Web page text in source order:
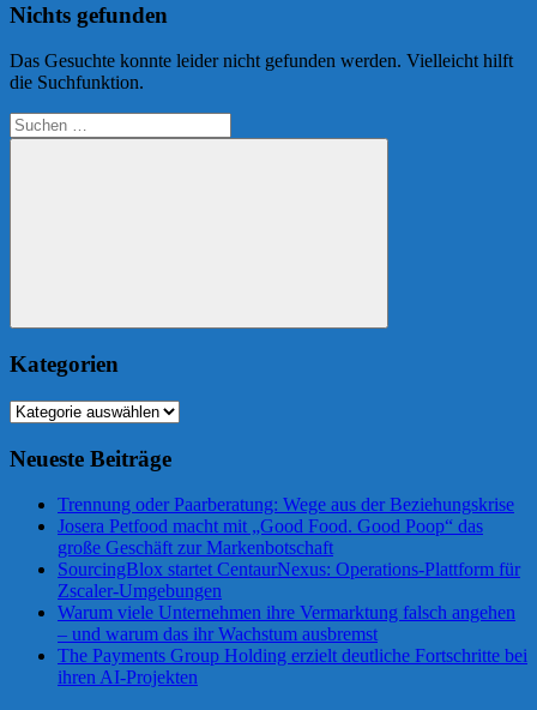
Nichts gefunden
Das Gesuchte konnte leider nicht gefunden werden. Vielleicht hilft
die Suchfunktion.
Suchen
nach:
Suchen
Kategorien
Kategorien
Neueste Beiträge
Trennung oder Paarberatung: Wege aus der Beziehungskrise
Josera Petfood macht mit „Good Food. Good Poop“ das
große Geschäft zur Markenbotschaft
SourcingBlox startet CentaurNexus: Operations-Plattform für
Zscaler-Umgebungen
Warum viele Unternehmen ihre Vermarktung falsch angehen
– und warum das ihr Wachstum ausbremst
The Payments Group Holding erzielt deutliche Fortschritte bei
ihren AI-Projekten